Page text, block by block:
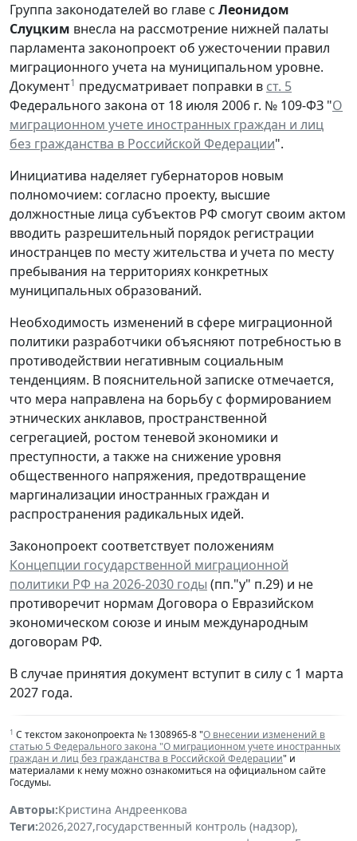
Группа законодателей во главе с Леонидом
Слуцким внесла на рассмотрение нижней палаты
парламента законопроект об ужесточении правил
миграционного учета на муниципальном уровне.
Документ1 предусматривает поправки в ст. 5
Федерального закона от 18 июля 2006 г. № 109-ФЗ "О
миграционном учете иностранных граждан и лиц
без гражданства в Российской Федерации".
Инициатива наделяет губернаторов новым
полномочием: согласно проекту, высшие
должностные лица субъектов РФ смогут своим актом
вводить разрешительный порядок регистрации
иностранцев по месту жительства и учета по месту
пребывания на территориях конкретных
муниципальных образований.
Необходимость изменений в сфере миграционной
политики разработчики объясняют потребностью в
противодействии негативным социальным
тенденциям. В пояснительной записке отмечается,
что мера направлена на борьбу с формированием
этнических анклавов, пространственной
сегрегацией, ростом теневой экономики и
преступности, а также на снижение уровня
общественного напряжения, предотвращение
маргинализации иностранных граждан и
распространения радикальных идей.
Законопроект соответствует положениям
Концепции государственной миграционной
политики РФ на 2026-2030 годы (пп."у" п.29) и не
противоречит нормам Договора о Евразийском
экономическом союзе и иным международным
договорам РФ.
В случае принятия документ вступит в силу с 1 марта
2027 года.
1 С текстом законопроекта № 1308965-8 "О внесении изменений в
статью 5 Федерального закона "О миграционном учете иностранных
граждан и лиц без гражданства в Российской Федерации" и
материалами к нему можно ознакомиться на официальном сайте
Госдумы.
Авторы:Кристина Андреенкова
Теги:2026,2027,государственный контроль (надзор),